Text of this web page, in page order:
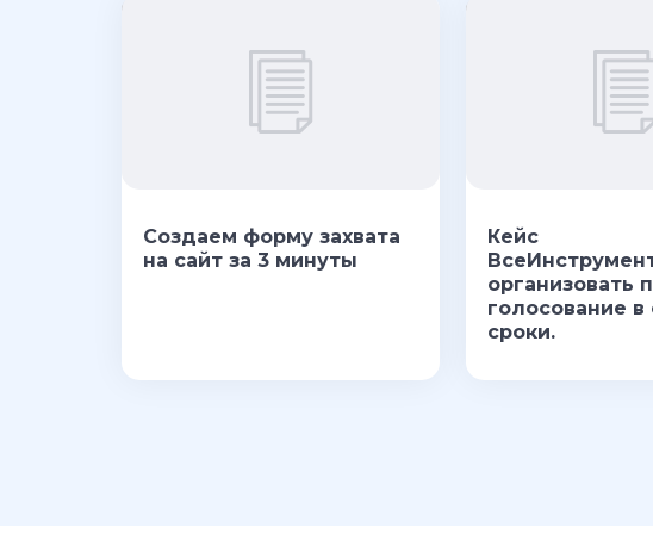
Создаем форму захвата
на сайт за 3 минуты
Кейс
организовать
голосование
сроки.